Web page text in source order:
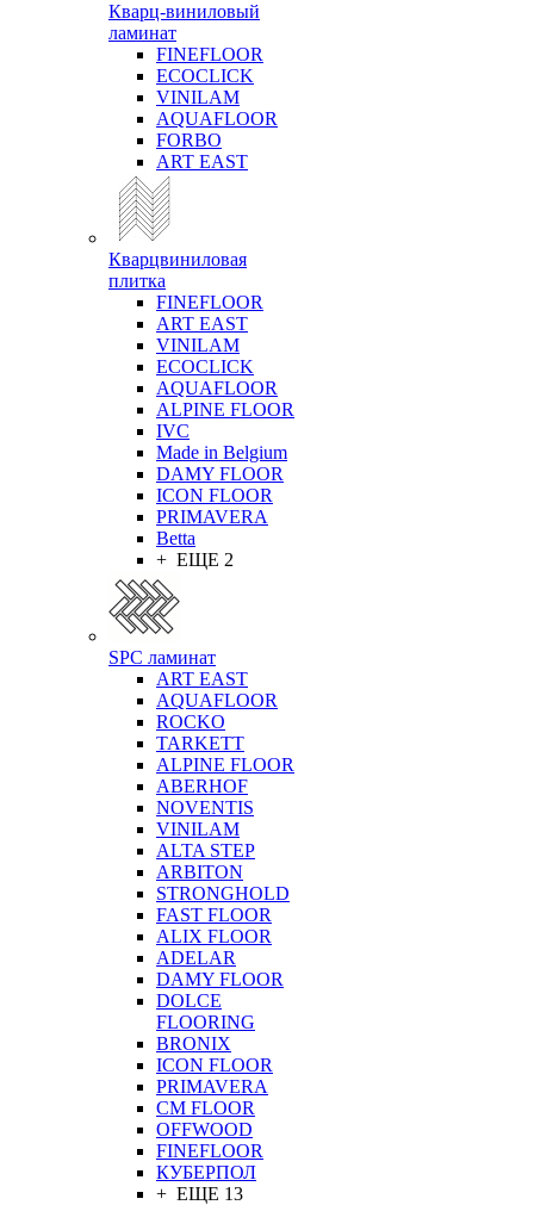
Кварц-виниловый
ламинат
FINEFLOOR
ECOCLICK
VINILAM
AQUAFLOOR
FORBO
ART EAST
Кварцвиниловая
плитка
FINEFLOOR
ART EAST
VINILAM
ECOCLICK
AQUAFLOOR
ALPINE FLOOR
IVC
Made in Belgium
DAMY FLOOR
ICON FLOOR
PRIMAVERA
Betta
+ ЕЩЕ 2
SPC ламинат
ART EAST
AQUAFLOOR
ROCKO
TARKETT
ALPINE FLOOR
ABERHOF
NOVENTIS
VINILAM
ALTA STEP
ARBITON
STRONGHOLD
FAST FLOOR
ALIX FLOOR
ADELAR
DAMY FLOOR
DOLCE
FLOORING
BRONIX
ICON FLOOR
PRIMAVERA
CM FLOOR
OFFWOOD
FINEFLOOR
КУБЕРПОЛ
+ ЕЩЕ 13